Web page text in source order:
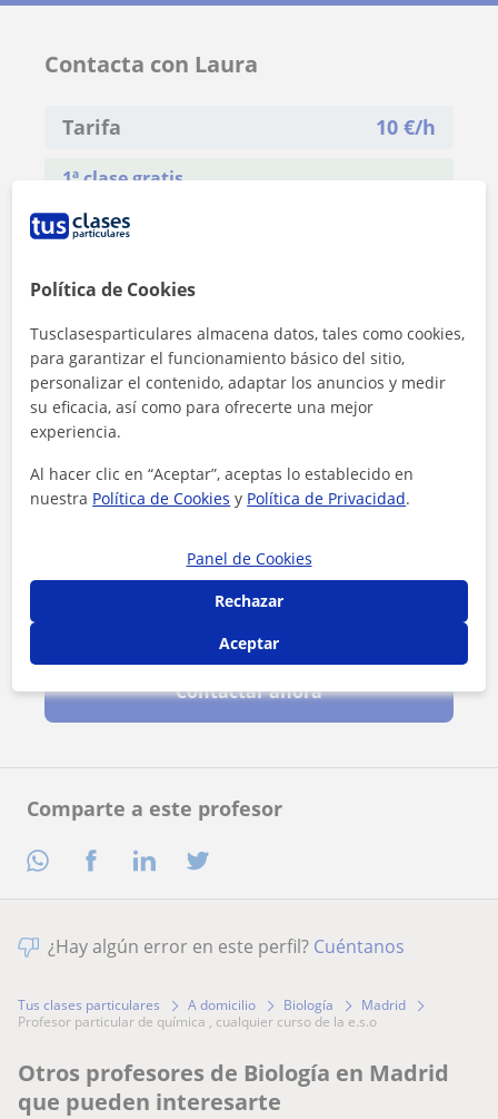
Comparte a este profesor
Contacta con Laura
Tarifa 10 €/h
1ª clase gratis
Contactar ahora
¿Hay algún error en este perfil? Cuéntanos
Tus clases particulares A domicilio Biología
Madrid
profesor particular de química , cualquier curso de la e.s.o
Otros profesores de Biología en Madrid
que pueden interesarte
Política de Cookies
Tusclasesparticulares almacena datos, tales como cookies,
para garantizar el funcionamiento básico del sitio,
personalizar el contenido, adaptar los anuncios y medir
su eficacia, así como para ofrecerte una mejor
experiencia.
Al hacer clic en “Aceptar”, aceptas lo establecido en
nuestra Política de Cookies y Política de Privacidad.
Panel de Cookies
Rechazar
Aceptar